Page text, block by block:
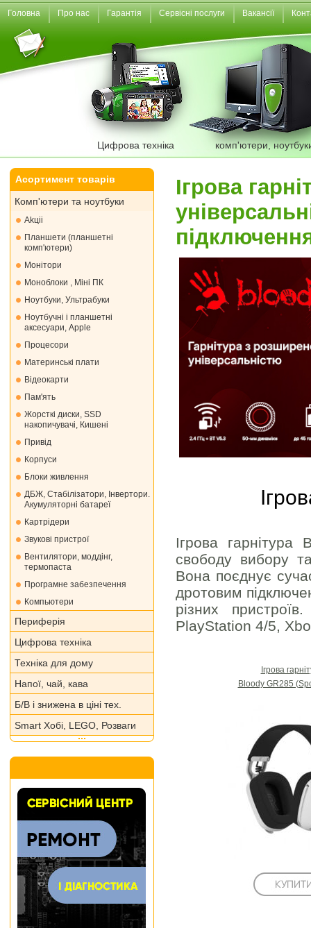
Головна Про нас Гарантія Сервісні послуги Вакансії
Цифрова техніка комп'ютери,
Асортимент товарів
Комп'ютери та ноутбуки
Akціі
Планшети (планшетні
комп'ютери)
Монiтори
Моноблоки , Міні ПК
Ноутбуки, Ультрабуки
Ноутбучні і планшетні
аксесуари, Apple
Процесори
Материнські плати
Відеокарти
Пам'ять
Жорсткі диски, SSD
накопичувачі, Кишені
Привід
Корпуси
Блоки живлення
ДБЖ, Стабілізатори, Інвертори.
Акумуляторні батареї
Картрідери
Звукові пристрої
Вентилятори, моддінг,
термопаста
Програмне забезпечення
Компьютери
Периферія
Цифрова техніка
Техніка для дому
Напої, чай, кава
Б/В і знижена в ціні тех.
Smart Хобі, LEGO, Розваги
Ігрова
Ігрова
свободу вибору
Вона поєднує
дротовим
різних
PlayStation 4/5,
Ігрова
Bloody GR285